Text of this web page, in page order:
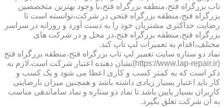
تاب بزرگراه فتح،منطقه بزرگراه فتح،با وجود بهترین متخصصین
بزرگراه فتح،منطقه بزرگراه فتحی در شرکت،توانسته است تا
رضایت حداکثری مشتریان خود را به دست آورد و روزانه در سراسر
بزرگراه فتح،منطقه بزرگراه فتح،در محل و در شرکت های
مختلف،اقدام به تعمیرات لپ تاپ کند.
نماد دو ستاره سایت تعمیر لپ تاب بزرگراه فتح،منطقه بزرگراه فتح
(https://www.lap-repair.ir)نشان دهنده اعتبار شرکت است.لازم به
ذکر است که به کمتر کسب و کاری اعطا می شود و یک کسب و
کار باید اعتبار بسیار زیادی داشته باشد و همچنین میزان نارضایتی
کاربران بسیار پایین باشد تا نماد دو ستاره و نماد ساماندهی مناسب
به آن شرکت تعلق بگیرد.